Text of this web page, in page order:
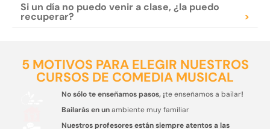
Si un día no puedo venir a clase, ¿la puedo
recuperar? >
5 MOTIVOS PARA ELEGIR NUESTROS
CURSOS DE COMEDIA MUSICAL
No sólo te enseñamos pasos, ¡te enseñamos a bailar!
Bailarás en unambiente muy familiar
Nuestros profesores están siempre atentos a las